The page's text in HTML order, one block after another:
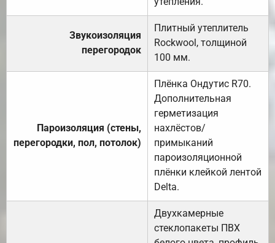
Звукоизоляция
перегородок
Плитный утеплитель
Rockwool, толщиной
100 мм.
Пароизоляция (стены,
перегородки, пол, потолок)
Плёнка Ондутис R70.
Дополнительная
герметизация
нахлёстов/
примыканий
пароизоляционной
плёнки клейкой лентой
Delta.
Двухкамерные
стеклопакеты ПВХ